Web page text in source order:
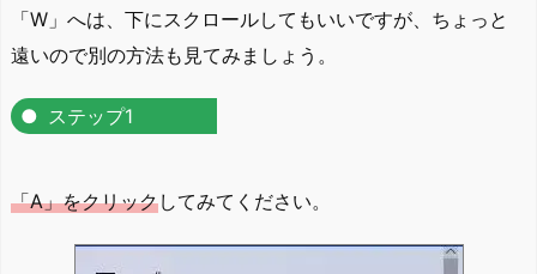
「W」へは、下にスクロールしてもいいですが、ちょっと
遠いので別の方法も見てみましょう。
ステップ1
「A」をクリックしてみてください。